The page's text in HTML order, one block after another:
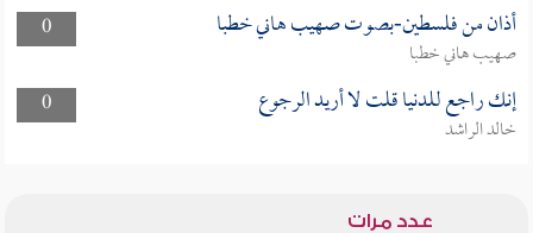
0
أذان من فلسطين-بصوت صهيب هاني خطبا
صهيب هاني خطبا
0
إنك راجع للدنيا قلت لا أريد الرجوع
خالد الراشد
عدد مرات